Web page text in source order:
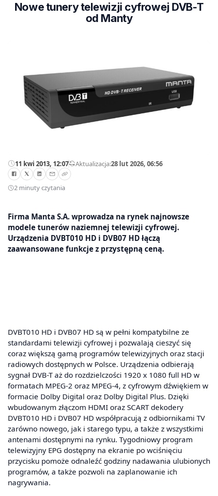
Nowe tunery telewizji cyfrowej DVB-T
od Manty
11 kwi 2013, 12:07—Aktualizacja:28 lut 2026, 06:56
2 minuty czytania
Firma Manta S.A. wprowadza na rynek najnowsze
modele tunerów naziemnej telewizji cyfrowej.
Urządzenia DVBT010 HD i DVB07 HD łączą
zaawansowane funkcje z przystępną ceną.
DVBT010 HD i DVB07 HD są w pełni kompatybilne ze
standardami telewizji cyfrowej i pozwalają cieszyć się
coraz większą gamą programów telewizyjnych oraz stacji
radiowych dostępnych w Polsce. Urządzenia odbierają
sygnał DVB-T aż do rozdzielczości 1920 x 1080 full HD w
formatach MPEG-2 oraz MPEG-4, z cyfrowym dźwiękiem w
formacie Dolby Digital oraz Dolby Digital Plus. Dzięki
wbudowanym złączom HDMI oraz SCART dekodery
DVBT010 HD i DVB07 HD współpracują z odbiornikami TV
zarówno nowego, jak i starego typu, a także z wszystkimi
antenami dostępnymi na rynku. Tygodniowy program
telewizyjny EPG dostępny na ekranie po wciśnięciu
przycisku pomoże odnaleźć godziny nadawania ulubionych
programów, a także pozwoli na zaplanowanie ich
nagrywania.